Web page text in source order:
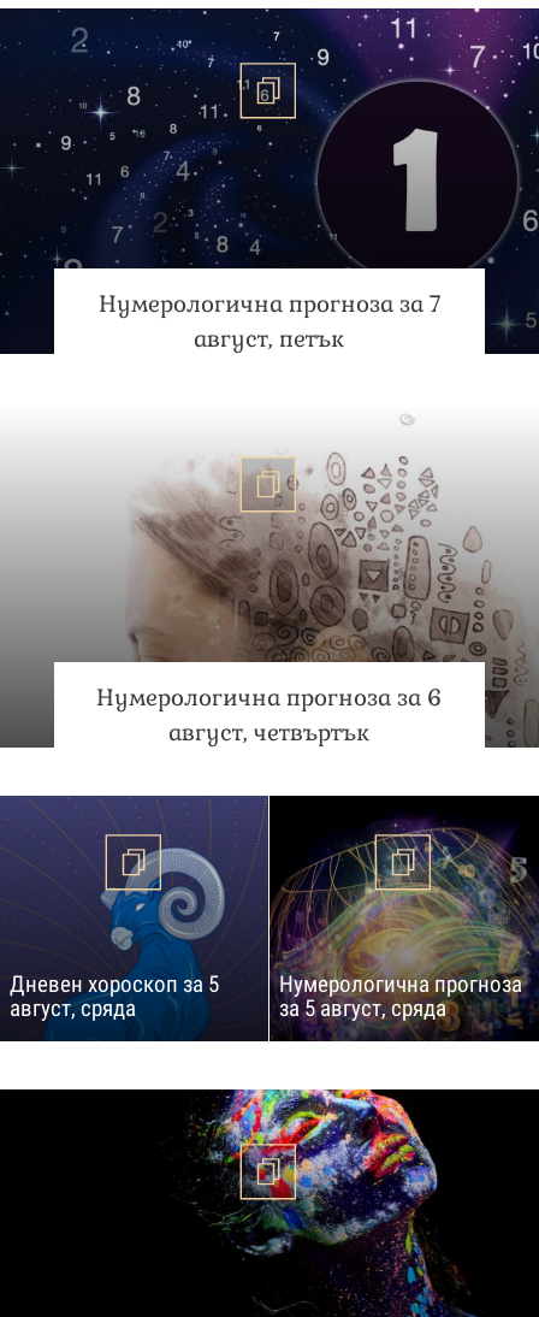
Нумерологична прогноза за 7
август, петък
Нумерологична прогноза за 6
август, четвъртък
Дневен хороскоп за 5
август, сряда
Нумерологична прогноза
за 5 август, сряда